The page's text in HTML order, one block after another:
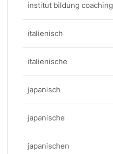
institut bildung coaching
italienisch
italienische
japanisch
japanische
japanischen